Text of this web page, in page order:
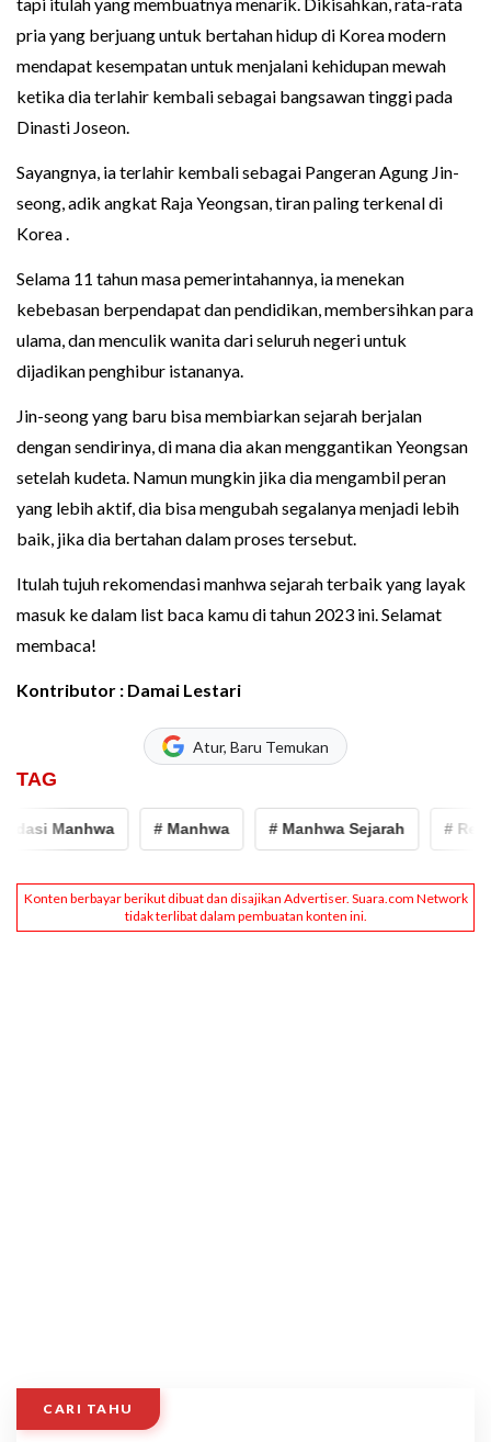
pria yang berjuang untuk bertahan hidup di Korea modern
mendapat kesempatan untuk menjalani kehidupan mewah
ketika dia terlahir kembali sebagai bangsawan tinggi pada
Dinasti Joseon.
Sayangnya, ia terlahir kembali sebagai Pangeran Agung Jin-
seong, adik angkat Raja Yeongsan, tiran paling terkenal di
Korea .
Selama 11 tahun masa pemerintahannya, ia menekan
kebebasan berpendapat dan pendidikan, membersihkan para
ulama, dan menculik wanita dari seluruh negeri untuk
dijadikan penghibur istananya.
Jin-seong yang baru bisa membiarkan sejarah berjalan
dengan sendirinya, di mana dia akan menggantikan Yeongsan
setelah kudeta. Namun mungkin jika dia mengambil peran
yang lebih aktif, dia bisa mengubah segalanya menjadi lebih
baik, jika dia bertahan dalam proses tersebut.
Itulah tujuh rekomendasi manhwa sejarah terbaik yang layak
masuk ke dalam list baca kamu di tahun 2023 ini. Selamat
membaca!
Kontributor : Damai Lestari
Atur, Baru Temukan
TAG
Manhwa # Manhwa # Manhwa Sejarah #
CARI TAHU